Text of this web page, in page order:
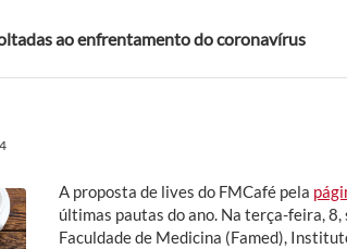
ao enfrentamento do coronavírus
A proposta de lives do FMCafé pela
últimas pautas do ano. Na terça-feira, 8,
Faculdade de Medicina (Famed),